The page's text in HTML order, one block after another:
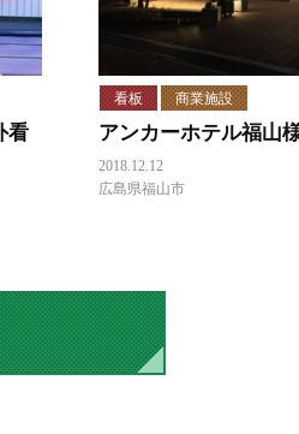
看
看板 商業施設
アンカーホテル福山
2018.12.12
広島県福山市